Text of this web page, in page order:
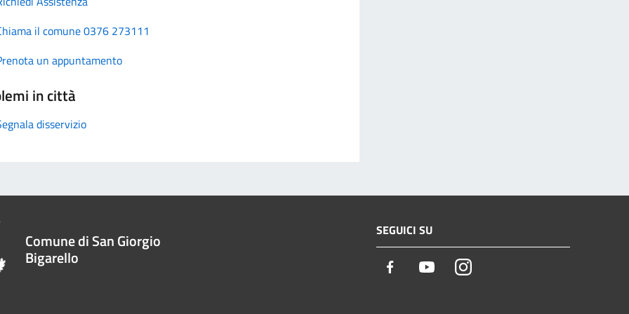
il comune 0376 273111
un appuntamento
in città
disservizio
Comune di San Giorgio
Bigarello
SEGUICI SU
Facebook YoutubeInstagram